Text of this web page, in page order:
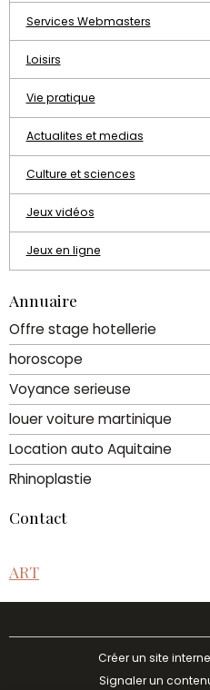
Services Webmasters
Loisirs
Vie pratique
Actualites et medias
Culture et sciences
Jeux vidéos
Jeux en ligne
Annuaire
Offre stage hotellerie
horoscope
Voyance serieuse
louer voiture martinique
Location auto Aquitaine
Rhinoplastie
Contact
ART
Créer un site
Signaler un